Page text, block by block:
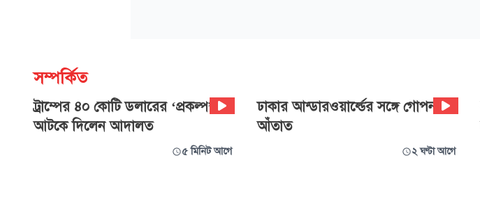
সম্পর্কিত
ট্রাম্পের ৪০ কোটি ডলারের ‘প্রকল্প’
আটকে দিলেন আদালত
৫ মিনিট আগে
ঢাকার আন্ডারওয়ার্ল্ডের সঙ্গে গোপন
আঁতাত
২ ঘণ্টা আগে